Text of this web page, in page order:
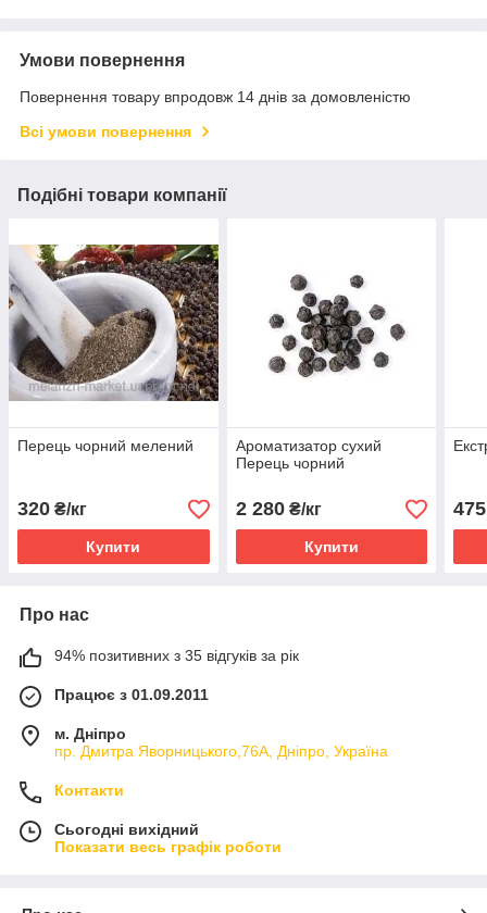
Умови повернення
Повернення товару впродовж 14 днів за домовленістю
Всі умови повернення
Подібні товари компанії
Перець чорний мелений
320 ₴/кг
Купити
Ароматизатор сухий
Перець чорний
2 280₴/кг
Купити
475
Про нас
94% позитивних з 35 відгуків за рік
Працює з 01.09.2011
м. Дніпро
пр. Дмитра Яворницького,76А, Дніпро, Україна
Контакти
Сьогодні вихідний
Показати весь графік роботи